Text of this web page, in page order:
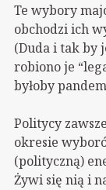
Te wybory
obchodzi ich
(Duda i tak by
robiono je
byłoby
Politycy
okresie
(polityczną)
Żywi się nią i